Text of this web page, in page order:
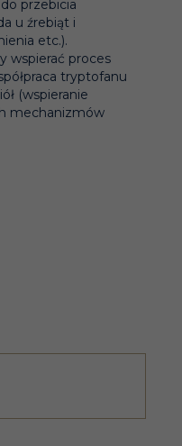
przebicia
u źrebiąt i
etc.).
wspierać proces
tryptofanu
(wspieranie
mechanizmów